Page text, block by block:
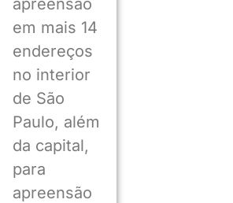
em mais 14
endereços
no interior
de São
Paulo, além
da capital,
para
apreensão